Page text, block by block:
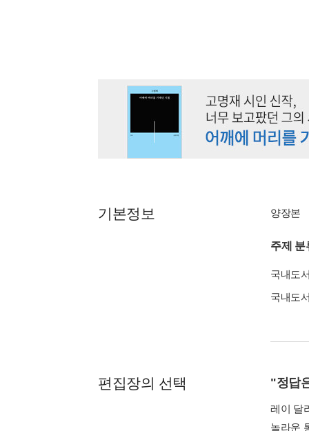
기본정보 양장본
주제 분
국내도
국내도
편집장의 선택 "정답
레이 달
놀라운